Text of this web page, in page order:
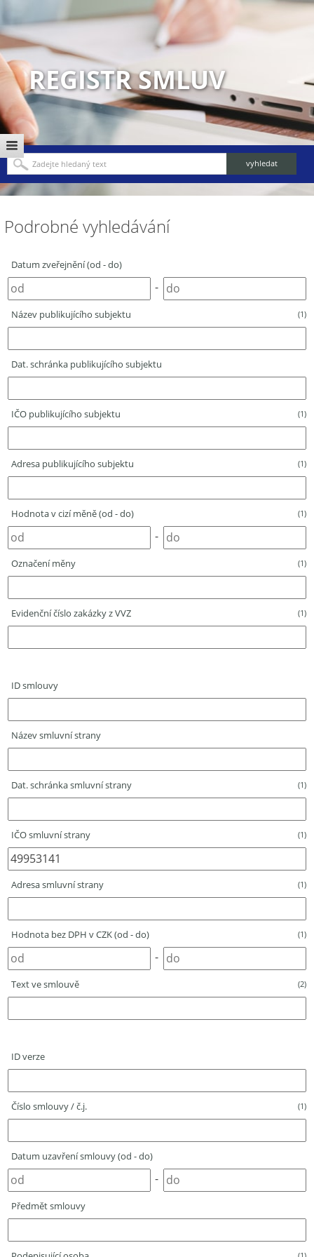
REGISTR SMLUV
Podrobné vyhledávání
Datum zveřejnění (od - do)
-
Název publikujícího subjektu (1)
Dat. schránka publikujícího subjektu
IČO publikujícího subjektu (1)
Adresa publikujícího subjektu (1)
Hodnota v cizí měně (od - do) (1)
-
Označení měny (1)
Evidenční číslo zakázky z VVZ (1)
ID smlouvy
Název smluvní strany
Dat. schránka smluvní strany (1)
IČO smluvní strany (1)
Adresa smluvní strany (1)
Hodnota bez DPH v CZK (od - do) (1)
-
Text ve smlouvě (2)
ID verze
Číslo smlouvy / č.j. (1)
Datum uzavření smlouvy (od - do)
-
Předmět smlouvy